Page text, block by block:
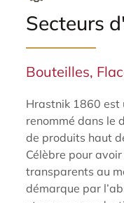
Secteurs
Bouteilles,
Hrastnik 1860 est
renommé dans le
de produits haut
Célèbre pour
transparents au
démarque par